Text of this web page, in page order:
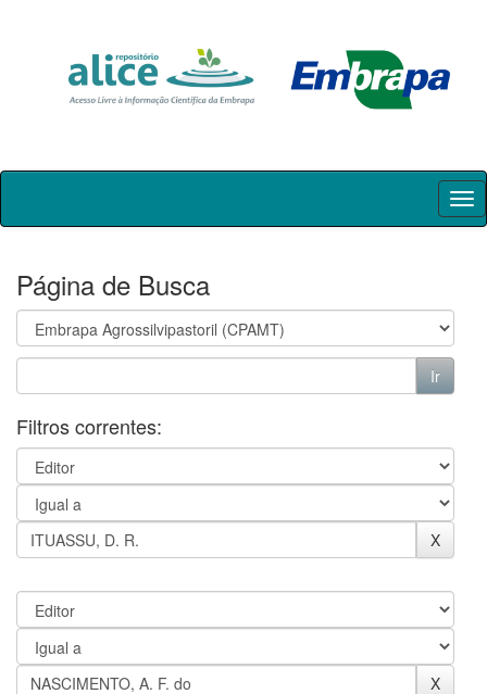
Skip
Página de Busca
Filtros correntes: